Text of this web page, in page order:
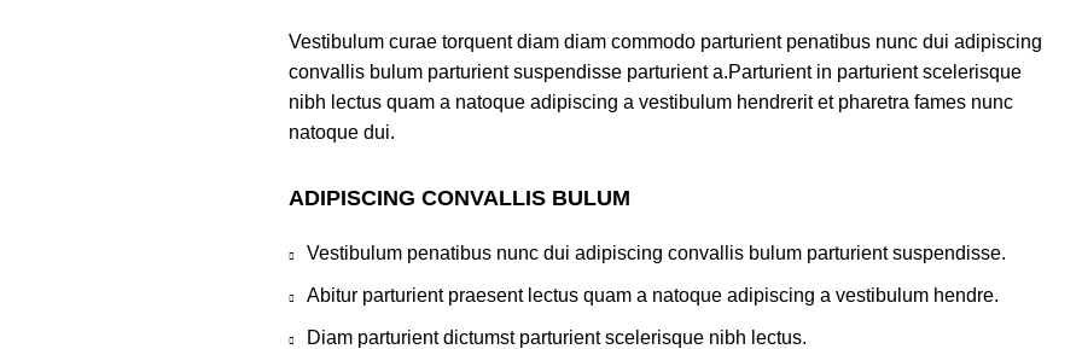
Vestibulum curae torquent diam diam commodo parturient penatibus nunc dui adipiscing
convallis bulum parturient suspendisse parturient a.Parturient in parturient scelerisque
nibh lectus quam a natoque adipiscing a vestibulum hendrerit et pharetra fames nunc
natoque dui.
ADIPISCING CONVALLIS BULUM
Vestibulum penatibus nunc dui adipiscing convallis bulum parturient suspendisse.
Abitur parturient praesent lectus quam a natoque adipiscing a vestibulum hendre.
Diam parturient dictumst parturient scelerisque nibh lectus.